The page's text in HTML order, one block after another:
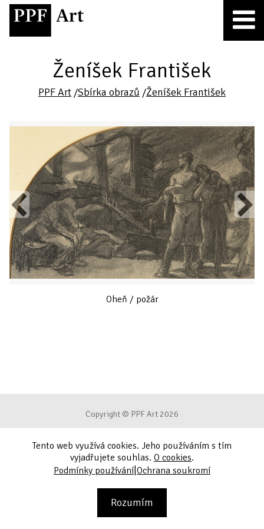
Ženíšek František
PPF Art /Sbírka obrazů /Ženíšek František
Previous
Oheň / požár
Next
Copyright © PPF Art 2026
Podmínky používání
Ochrana soukromí
Tento web využívá cookies. Jeho používáním s tím
vyjadřujete souhlas. O cookies.
Podmínky používání|Ochrana soukromí
Rozumím